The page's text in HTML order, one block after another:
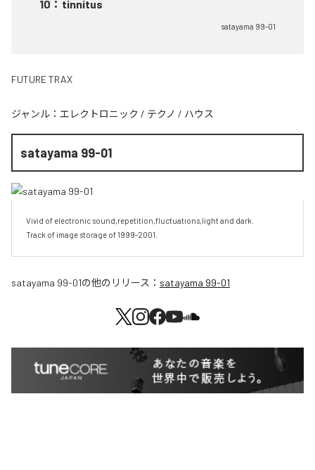
10 ： tinnitus
satayama 99-01
FUTURE TRAX
ジャンル： エレクトロニック / テクノ / ハウス
satayama 99-01
Vivid of electronic sound,repetition,fluctuations,light and dark.
Track of image storage of 1999-2001.
satayama 99-01の他のリリース： satayama 99-01